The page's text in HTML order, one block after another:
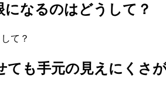
になるのはどうして？
ても手元の見えにくさ